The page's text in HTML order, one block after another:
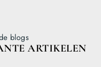
blogs
ARTIKELEN